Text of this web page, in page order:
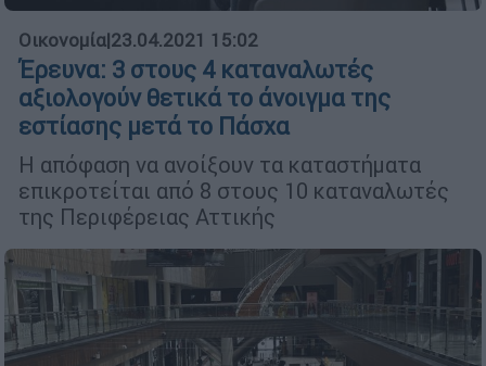
Οικονομία|23.04.2021 15:02
Έρευνα: 3 στους 4 καταναλωτές
αξιολογούν θετικά το άνοιγμα της
εστίασης μετά το Πάσχα
Η απόφαση να ανοίξουν τα καταστήματα
επικροτείται από 8 στους 10 καταναλωτές
της Περιφέρειας Αττικής